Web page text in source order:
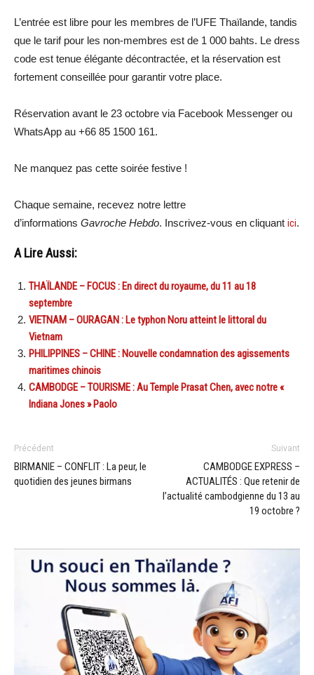
L’entrée est libre pour les membres de l’UFE Thaïlande, tandis
que le tarif pour les non-membres est de 1 000 bahts. Le dress
code est tenue élégante décontractée, et la réservation est
fortement conseillée pour garantir votre place.
Réservation avant le 23 octobre via Facebook Messenger ou
WhatsApp au +66 85 1500 161.
Ne manquez pas cette soirée festive !
Chaque semaine, recevez notre lettre
d’informations Gavroche Hebdo. Inscrivez-vous en cliquant ici.
A Lire Aussi:
THAÏLANDE – FOCUS : En direct du royaume, du 11 au 18
septembre
VIETNAM – OURAGAN : Le typhon Noru atteint le littoral du
Vietnam
PHILIPPINES – CHINE : Nouvelle condamnation des agissements
maritimes chinois
CAMBODGE – TOURISME : Au Temple Prasat Chen, avec notre «
Indiana Jones » Paolo
Précédent
BIRMANIE – CONFLIT : La peur, le
quotidien des jeunes birmans
Suivant
CAMBODGE EXPRESS –
ACTUALITÉS : Que retenir de
l’actualité cambodgienne du 13 au
19 octobre ?